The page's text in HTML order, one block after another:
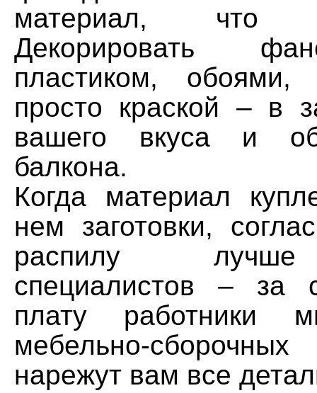
материал, что
Декорировать
пластиком, обоями,
просто краской – в
вашего вкуса и
балкона.
Когда материал
нем заготовки,
распилу
специалистов – за
плату работники
мебельно-
нарежут вам все